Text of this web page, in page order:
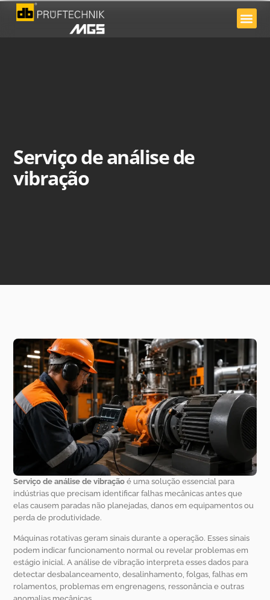
Serviço de análise de
vibração
Serviço de análise de vibração é uma solução essencial para
indústrias que precisam identificar falhas mecânicas antes que
elas causem paradas não planejadas, danos em equipamentos ou
perda de produtividade.
Máquinas rotativas geram sinais durante a operação. Esses sinais
podem indicar funcionamento normal ou revelar problemas em
estágio inicial. A análise de vibração interpreta esses dados para
detectar desbalanceamento, desalinhamento, folgas, falhas em
rolamentos, problemas em engrenagens, ressonância e outras